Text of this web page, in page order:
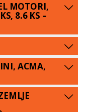
MOTORI,
8.6 KS –
ACMA,